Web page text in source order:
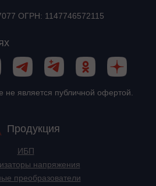
ОГРН: 1147746572115
является публичной офертой.
Продукция
ИБП
напряжения
преобразователи